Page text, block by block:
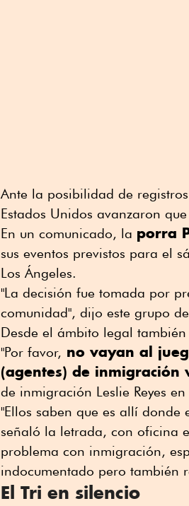
Ante la posibilidad de
Estados Unidos avanzaron
En un comunicado, la porra
sus eventos previstos para el
Los Ángeles.
"La decisión fue tomada por
comunidad", dijo este grupo
Desde el ámbito legal
"Por favor, no vayan al
(agentes) de inmigración
de inmigración Leslie Reyes
"Ellos saben que es allí donde
señaló la letrada, con oficina
problema con inmigración,
indocumentado pero también
El Tri en silencio